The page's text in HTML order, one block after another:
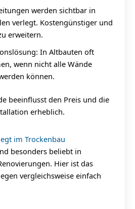
werden sichtbar in
verlegt. Kostengünstiger und
erweitern.
In Altbauten oft
wenn nicht alle Wände
können.
beeinflusst den Preis und die
erheblich.
im Trockenbau
besonders beliebt in
Hier ist das
vergleichsweise einfach